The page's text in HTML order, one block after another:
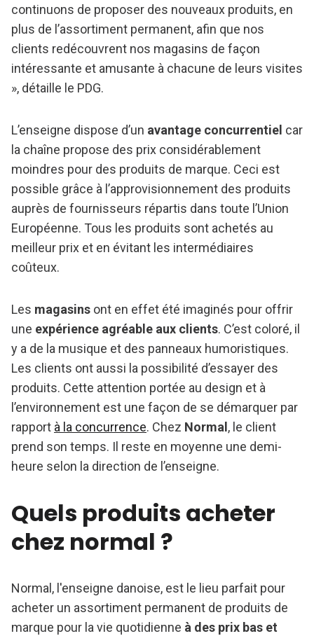
continuons de proposer des nouveaux produits, en
plus de l’assortiment permanent, afin que nos
clients redécouvrent nos magasins de façon
intéressante et amusante à chacune de leurs visites
», détaille le PDG.
L’enseigne dispose d’un avantage concurrentiel car
la chaîne propose des prix considérablement
moindres pour des produits de marque. Ceci est
possible grâce à l’approvisionnement des produits
auprès de fournisseurs répartis dans toute l’Union
Européenne. Tous les produits sont achetés au
meilleur prix et en évitant les intermédiaires
coûteux.
Les magasins ont en effet été imaginés pour offrir
une expérience agréable aux clients. C’est coloré, il
y a de la musique et des panneaux humoristiques.
Les clients ont aussi la possibilité d’essayer des
produits. Cette attention portée au design et à
l’environnement est une façon de se démarquer par
rapport à la concurrence. Chez Normal , le client
prend son temps. Il reste en moyenne une demi-
heure selon la direction de l’enseigne.
Quels produits acheter
chez normal ?
Normal, l'enseigne danoise, est le lieu parfait pour
acheter un assortiment permanent de produits de
marque pour la vie quotidienne à des prix bas et